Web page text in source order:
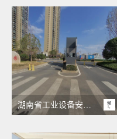
湖南省工业设备安装有限公司